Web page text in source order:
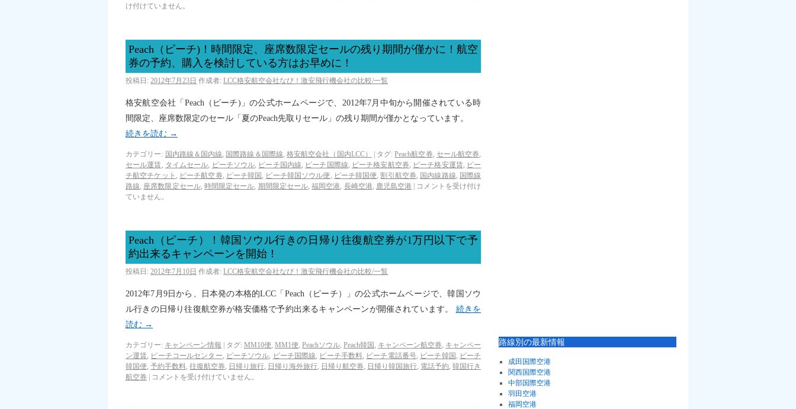
け付けていません。
Peach（ピーチ)！時間限定、座席数限定セールの残り期間が僅かに！航空
券の予約、購入を検討している方はお早めに！
投稿日: 2012年7月23日 作成者: LCC格安航空会社なび！激安飛行機会社の比較/一覧
格安航空会社「Peach（ピーチ)」の公式ホームページで、2012年7月中旬から開催されている時
間限定、座席数限定のセール「夏のPeach先取りセール」の残り期間が僅かとなっています。
続きを読む →
カテゴリー: 国内路線＆国内線, 国際路線＆国際線, 格安航空会社（国内LCC） タグ: Peach航空券, セール航空券,
セール運賃, タイムセール, ピーチソウル, ピーチ国内線, ピーチ国際線, ピーチ格安航空券, ピーチ格安運賃, ピー
チ航空チケット , ピーチ航空券, ピーチ韓国 , ピーチ韓国ソウル便 , ピーチ韓国便,割引航空券, 国内線路線, 国際線
路線, 座席数限定セール, 時間限定セール, 期間限定セール,福岡空港, 長崎空港, 鹿児島空港
コメントを受け付け
ていません。
Peach（ピーチ）！韓国ソウル行きの日帰り往復航空券が1万円以下で予
約出来るキャンペーンを開始！
投稿日: 2012年7月10日 作成者: LCC格安航空会社なび！激安飛行機会社の比較/一覧
2012年7月9日から、日本発の本格的LCC「Peach（ピーチ）」の公式ホームページで、韓国ソウ
ル行きの日帰り往復航空券が格安価格で予約出来るキャンペーンが開催されています。 続きを
読む →
カテゴリー: キャンペーン情報 タグ: MM10便, MM1便, Peachソウル, Peach韓国 , キャンペーン航空券, キャンペー
ン運賃, ピーチコールセンター, ピーチソウル, ピーチ国際線, ピーチ手数料, ピーチ電話番号, ピーチ韓国 , ピーチ
韓国便, 予約手数料, 往復航空券, 日帰り旅行, 日帰り海外旅行, 日帰り航空券, 日帰り韓国旅行, 電話予約, 韓国行き
航空券
コメントを受け付けていません。
路線別の最新情報
成田国際空港
関西国際空港
中部国際空港
羽田空港
福岡空港